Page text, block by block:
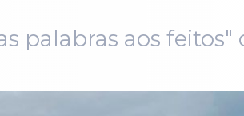
palabras aos feitos"